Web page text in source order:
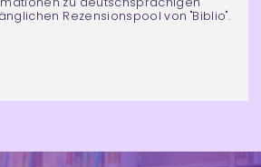
Rezensionspool von "Biblio".